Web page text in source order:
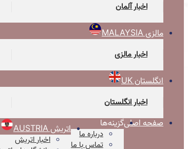
اخبار آلمان
مالزی MALAYSIA
اخبار مالزی
انگلستان UK
اخبار انگلستان
صفحه اصلیگزینه‌ها
درباره ما
تماس با ما
اتریش AUSTRIA
اخبار اتریش